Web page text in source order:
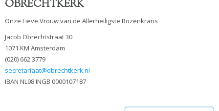
OBRECHTKERK
Onze Lieve Vrouw van de Allerheiligste Rozenkrans
Jacob Obrechtstraat 30
1071 KM Amsterdam
(020) 662 3779
secretariaat@obrechtkerk.nl
IBAN NL98 INGB 0000107187